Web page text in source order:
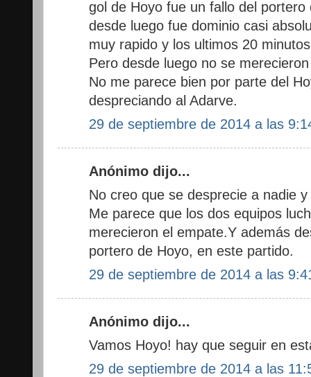
gol de Hoyo fue un fallo del
desde luego fue dominio casi
muy rapido y los ultimos 20
Pero desde luego no se
No me parece bien por parte del
despreciando al Adarve.
29 de septiembre de 2014 a las
Anónimo dijo...
No creo que se desprecie a nadie
Me parece que los dos equipos
merecieron el empate.Y además
portero de Hoyo, en este partido.
29 de septiembre de 2014 a las
Anónimo dijo...
Vamos Hoyo! hay que seguir en
29 de septiembre de 2014 a las